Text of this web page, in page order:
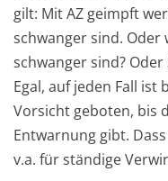
gilt: Mit AZ geimpft
schwanger sind. Oder
schwanger sind?
Egal, auf jeden Fall ist
Vorsicht geboten, bis
Entwarnung gibt.
v.a. für ständige